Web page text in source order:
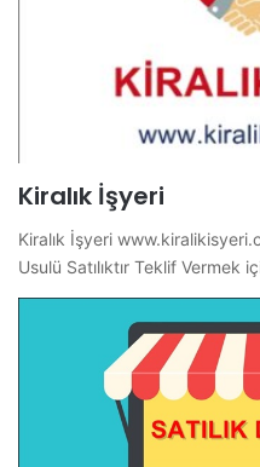
Kiralık İşyeri
Kiralık İşyeri
Usulü Satılıktır Teklif Vermek